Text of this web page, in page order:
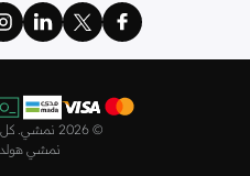
© 2026 نمشي. كل الحقوق محفوظة
نمشي